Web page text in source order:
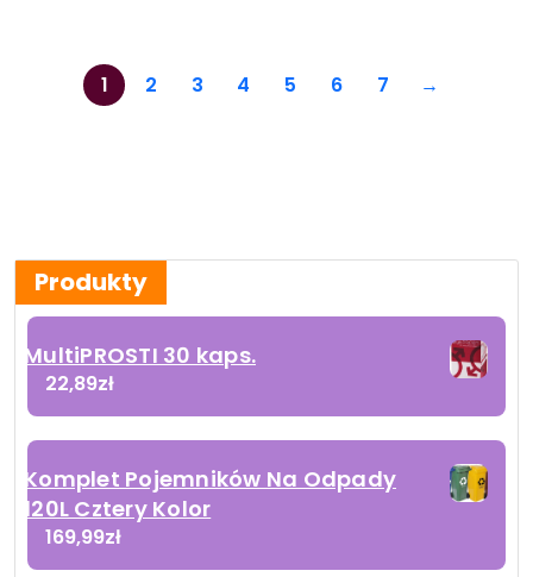
1 2 3 4 5 6 7 →
Produkty
MultiPROSTI 30 kaps.
22,89zł
Komplet Pojemników Na Odpady
120L Cztery Kolor
169,99zł